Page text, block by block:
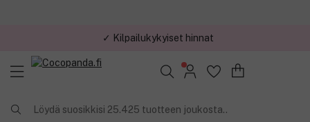
✓ Kilpailukykyiset hinnat
Löydä suosikkisi 25.425 tuotteen joukosta..